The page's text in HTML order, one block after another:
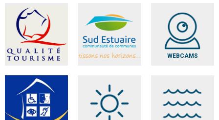
WEBCAMS